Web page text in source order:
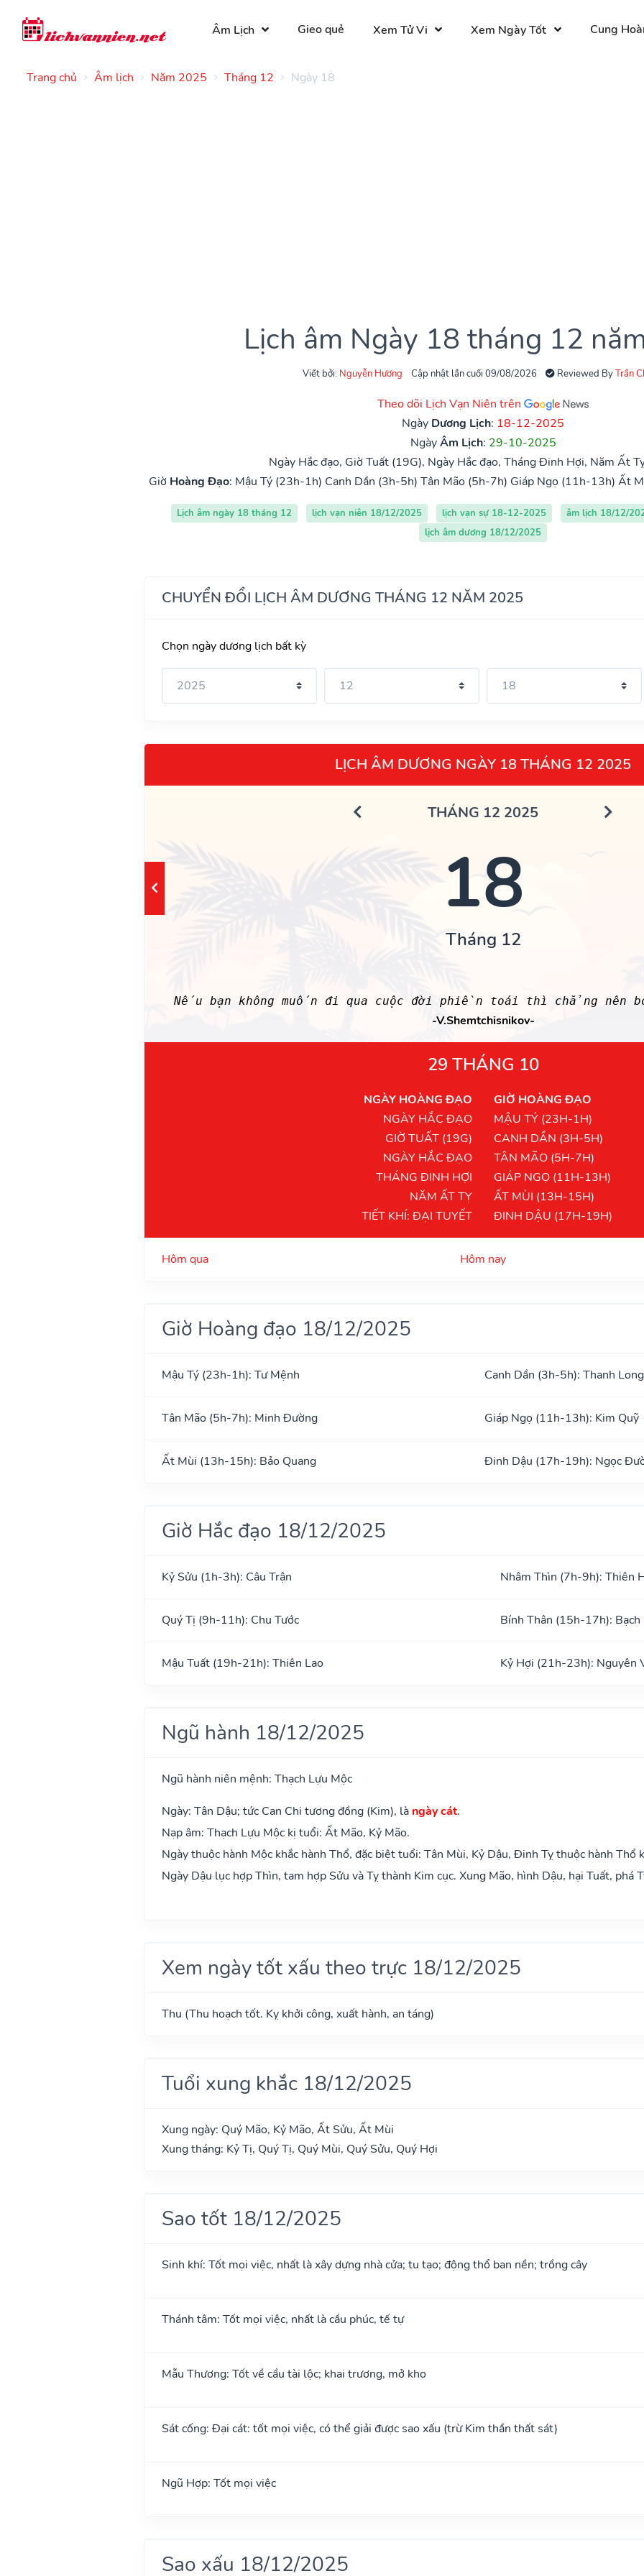
Âm Lịch Gieo quẻ Xem Tử Vi Xem Ngày Tốt Cung
Trang chủ Âm lịch Năm 2025 Tháng 12 Ngày 18
Lịch âm Ngày 18 tháng 12
Viết bởi: Nguyễn Hương Cập nhật lần cuối 09/08/2026 Reviewed ByTrần
Theo dõi Lịch Vạn Niên trên
Ngày Dương Lịch: 18-12-2025
NgàyÂm Lịch: 29-10-2025
Ngày Hắc đạo, Giờ Tuất (19G), Ngày Hắc đạo, Tháng Đinh Hợi, Năm Ất
Giờ Hoàng Đạo: Mậu Tý (23h-1h) Canh Dần (3h-5h) Tân Mão (5h-7h) Giáp Ngọ (11h-13h) Ất
Lịch âm ngày 18 tháng 12 lịch vạn niên 18/12/2025 lịch vạn sự 18-12-2025 âm lịch 18/12/
lịch âm dương 18/12/2025
CHUYỂN ĐỔI LỊCH ÂM DƯƠNG THÁNG 12 NĂM 2025
Chọn ngày dương lịch bất kỳ
LỊCH ÂM DƯƠNG NGÀY 18 THÁNG 12 2025
THÁNG 12 2025
18
Tháng 12
Nếu bạn không muốn đi qua cuộc đời phiền toái thì chẳng nên
-V.Shemtchisnikov-
29 THÁNG 10
NGÀY HOÀNG ĐẠO
NGÀY HẮC ĐẠO
GIỜ TUẤT (19G)
NGÀY HẮC ĐẠO
THÁNG ĐINH HỢI
NĂM ẤT TỴ
TIẾT KHÍ: ĐẠI TUYẾT
GIỜ HOÀNG ĐẠO
MẬU TÝ (23H-1H)
CANH DẦN (3H-5H)
TÂN MÃO (5H-7H)
GIÁP NGỌ (11H-13H)
ẤT MÙI (13H-15H)
ĐINH DẬU (17H-19H)
Hôm qua Hôm nay
Giờ Hoàng đạo 18/12/2025
Mậu Tý (23h-1h): Tư Mệnh Canh Dần (3h-5h): Thanh Long
Tân Mão (5h-7h): Minh Đường Giáp Ngọ (11h-13h): Kim Quỹ
Ất Mùi (13h-15h): Bảo Quang Đinh Dậu (17h-19h): Ngọc
Giờ Hắc đạo 18/12/2025
Kỷ Sửu (1h-3h): Câu Trận Nhâm Thìn (7h-9h): Thiên
Quý Tị (9h-11h): Chu Tước Bính Thân (15h-17h): Bạch
Mậu Tuất (19h-21h): Thiên Lao Kỷ Hợi (21h-23h): Nguyên
Ngũ hành 18/12/2025
Ngũ hành niên mệnh: Thạch Lựu Mộc
Ngày: Tân Dậu; tức Can Chi tương đồng (Kim), là ngày cát.
Nạp âm: Thạch Lựu Mộc kị tuổi: Ất Mão, Kỷ Mão.
Ngày thuộc hành Mộc khắc hành Thổ, đặc biệt tuổi: Tân Mùi, Kỷ Dậu, Đinh Tỵ thuộc hành Thổ
Ngày Dậu lục hợp Thìn, tam hợp Sửu và Tỵ thành Kim cục. Xung Mão, hình Dậu, hại Tuất, phá
Xem ngày tốt xấu theo trực 18/12/2025
Thu (Thu hoạch tốt. Kỵ khởi công, xuất hành, an táng)
Tuổi xung khắc 18/12/2025
Xung ngày: Quý Mão, Kỷ Mão, Ất Sửu, Ất Mùi
Xung tháng: Kỷ Tị, Quý Tị, Quý Mùi, Quý Sửu, Quý Hợi
Sao tốt 18/12/2025
Sinh khí: Tốt mọi việc, nhất là xây dựng nhà cửa; tu tạo; động thổ ban nền; trồng cây
Thánh tâm: Tốt mọi việc, nhất là cầu phúc, tế tự
Mẫu Thương: Tốt về cầu tài lộc; khai trương, mở kho
Sát cống: Đại cát: tốt mọi việc, có thể giải được sao xấu (trừ Kim thần thất sát)
Ngũ Hợp: Tốt mọi việc
Sao xấu 18/12/2025